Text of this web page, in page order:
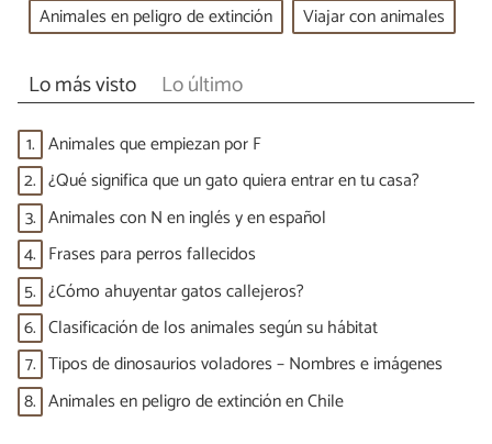
Animales en peligro de extinción Viajar con animales
Lo más visto Lo último
1. Animales que empiezan por F
2. ¿Qué significa que un gato quiera entrar en tu casa?
3. Animales con N en inglés y en español
4. Frases para perros fallecidos
5. ¿Cómo ahuyentar gatos callejeros?
6. Clasificación de los animales según su hábitat
7. Tipos de dinosaurios voladores – Nombres e imágenes
8. Animales en peligro de extinción en Chile